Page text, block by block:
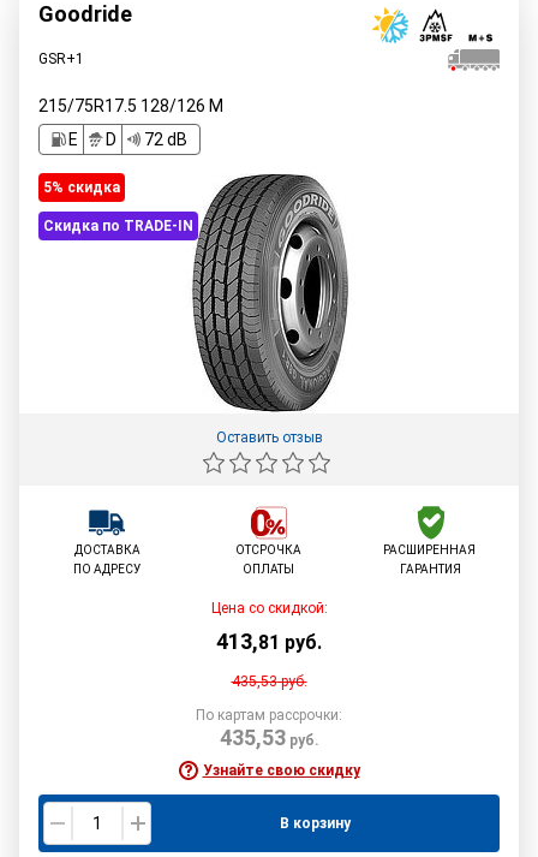
Goodride
GSR+1
215/75R17.5 128/126 M
E
D 72 dB
5% cкидка
Скидка по TRADE-IN
Оставить отзыв
ДОСТАВКА
ПО АДРЕСУ
ОТСРОЧКА
ОПЛАТЫ
РАСШИРЕННАЯ
ГАРАНТИЯ
Цена со скидкой:
413,81 руб.
435,53руб.
По картам рассрочки:
435,53руб.
Узнайте свою скидку
В корзину